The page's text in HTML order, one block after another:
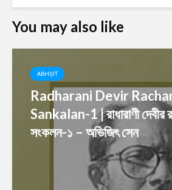
You may also like
ABHIJIT
Radharani Devir
Sankalan-1 | রাধারাণী দেবীর
সংকলন-১ – অভিজিৎ সেন